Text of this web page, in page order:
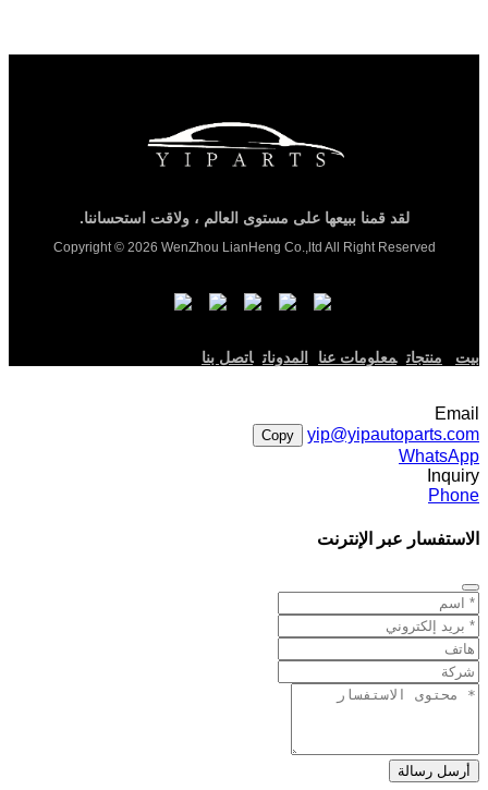
لقد قمنا ببيعها على مستوى العالم ، ولاقت استحساننا.
Copyright © 2026 WenZhou LianHeng Co.,ltd All Right Reserved
بيت منتجات معلومات عنا المدونات اتصل بنا
Email
yip@yipautoparts.com
Copy
WhatsApp
Inquiry
Phone
الاستفسار عبر الإنترنت
أرسل رسالة